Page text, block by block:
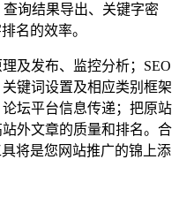
询结果导出、关键字密
名的效率。
及发布、监控分析；SEO
键词设置及相应类别框架
坛平台信息传递；把原站
外文章的质量和排名。 合
将是您网站推广的锦上添